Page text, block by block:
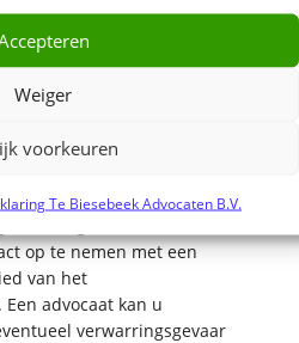
Weiger
voorkeuren
Te Biesebeek Advocaten B.V.
Als eerste dient in het
Kamer van Koophandel
of de gewenste naam
een andere
gedaan op internet,
de naam al door een
op te nemen met een
van het
advocaat kan u
verwarringsgevaar